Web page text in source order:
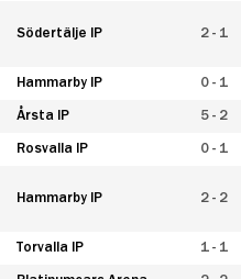
Södertälje IP 2 - 1
Hammarby IP 0 - 1
Årsta IP 5 - 2
Rosvalla IP 0 - 1
Hammarby IP 2 - 2
Torvalla IP 1 - 1